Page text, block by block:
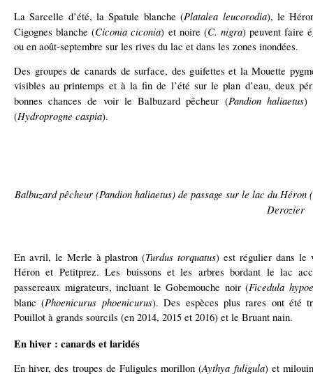
La Sarcelle d’été, la Spatule blanche (Platalea leucorodia), le
Cigognes blanche (Ciconia ciconia) et noire (C. nigra) peuvent faire
ou en août-septembre sur les rives du lac et dans les zones inondées.
Des groupes de canards de surface, des guifettes et la Mouette
visibles au printemps et à la fin de l’été sur le plan d’eau, deux
bonnes chances de voir le Balbuzard pêcheur (Pandion haliaetus)
(Hydroprogne caspia).
Balbuzard pêcheur (Pandion haliaetus) de passage sur le lac du
Derozier
En avril, le Merle à plastron (Turdus torquatus) est régulier dans le
Héron et Petitprez. Les buissons et les arbres bordant le lac
passereaux migrateurs, incluant le Gobemouche noir (Ficedula
blanc (Phoenicurus phoenicurus). Des espèces plus rares ont été
Pouillot à grands sourcils (en 2014, 2015 et 2016) et le Bruant nain.
En hiver : canards et laridés
En hiver, des troupes de Fuligules morillon (Aythya fuligula) et